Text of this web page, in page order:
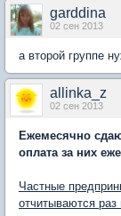
garddina
02 сен 2013
а второй группе
allinka_z
02 сен 2013
Ежемесячно
оплата за них
Частные
отчитываются